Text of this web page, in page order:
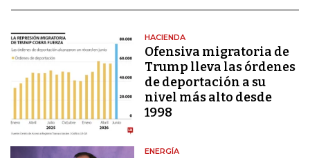
HACIENDA
Ofensiva migratoria de
Trump lleva las órdenes
de deportación a su
nivel más alto desde
1998
ENERGÍA